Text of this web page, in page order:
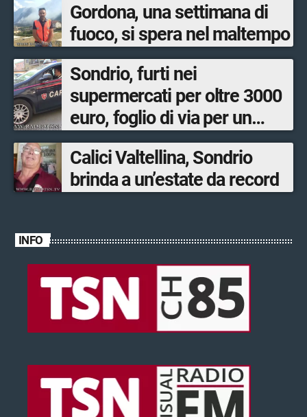
Gordona, una settimana di
fuoco, si spera nel maltempo
Sondrio, furti nei
supermercati per oltre 3000
euro, foglio di via per un
ventinovenne
Calici Valtellina, Sondrio
brinda a un’estate da record
INFO